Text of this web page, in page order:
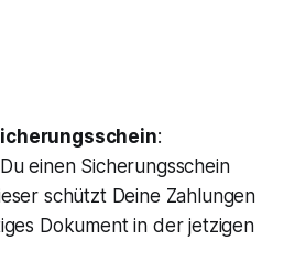
:
einen Sicherungsschein
schützt Deine Zahlungen
Dokument in der jetzigen